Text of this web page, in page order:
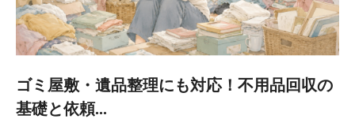
ゴミ屋敷・遺品整理にも対応！不用品回収の
基礎と依頼...